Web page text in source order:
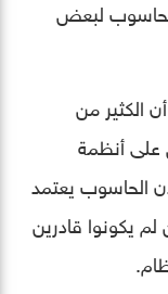
لبعض
الكثير من
على أنظمة
الحاسوب يعتمد
يكونوا قادرين